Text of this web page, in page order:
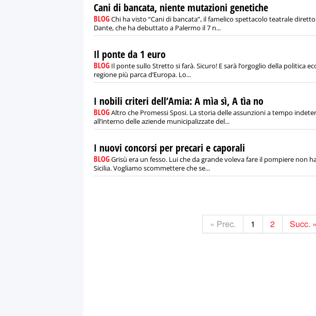
Cani di bancata, niente mutazioni genetiche
BLOGChi ha visto “Cani di bancata”, il famelico spettacolo teatrale
Dante, che ha debuttato a Palermo il 7 n...
Il ponte da 1 euro
BLOG Il ponte sullo Stretto si farà. Sicuro! E sarà l’orgoglio della politica
regione più parca d’Europa. Lo...
I nobili criteri dell’Amia: A mìa sì, A tìa no
BLOGAltro che Promessi Sposi. La storia delle assunzioni a tempo
all’interno delle aziende municipalizzate del...
I nuovi concorsi per precari e caporali
BLOGGrisù era un fesso. Lui che da grande voleva fare il pompiere non
Sicilia. Vogliamo scommettere che se...
« Prec. 1 2 Succ. »